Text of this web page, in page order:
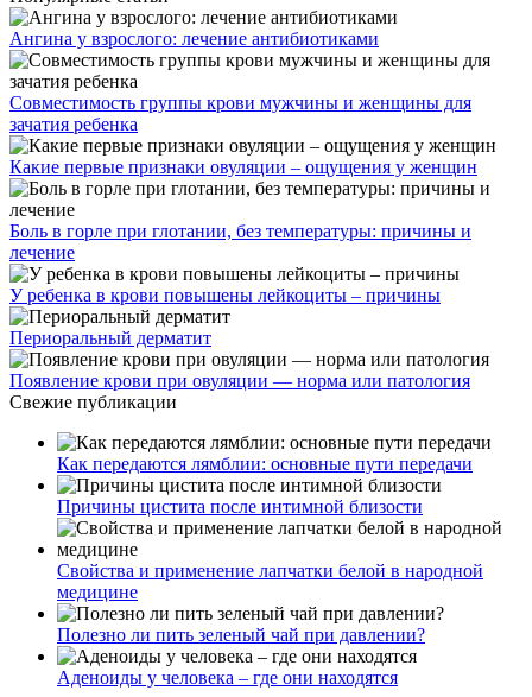
Ангина у взрослого: лечение антибиотиками
Совместимость группы крови мужчины и женщины для
зачатия ребенка
Какие первые признаки овуляции – ощущения у женщин
Боль в горле при глотании, без температуры: причины и
лечение
У ребенка в крови повышены лейкоциты – причины
Периоральный дерматит
Появление крови при овуляции — норма или патология
Свежие публикации
Как передаются лямблии: основные пути передачи
Причины цистита после интимной близости
Свойства и применение лапчатки белой в народной
медицине
Полезно ли пить зеленый чай при давлении?
Аденоиды у человека – где они находятся